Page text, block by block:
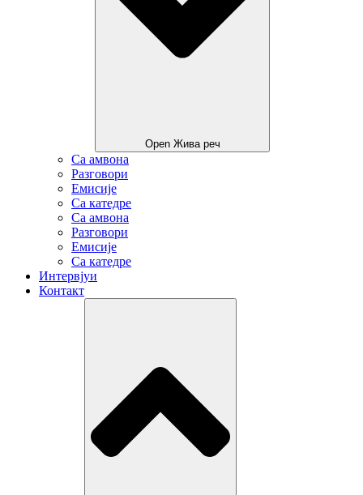
Open Жива реч
Са амвона
Разговори
Емисије
Са катедре
Са амвона
Разговори
Емисије
Са катедре
Интервјуи
Контакт